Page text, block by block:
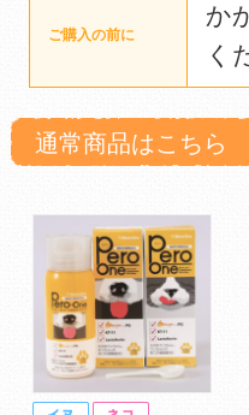
ご購入の前に
か
く
通常商品はこちら